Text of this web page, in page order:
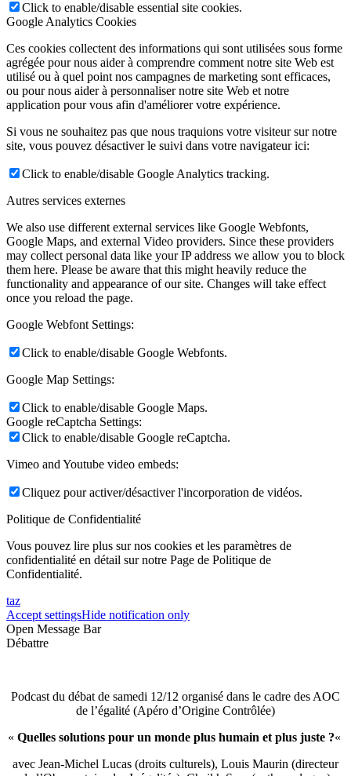
Click to enable/disable essential site cookies.
Google Analytics Cookies
Ces cookies collectent des informations qui sont utilisées sous forme
agrégée pour nous aider à comprendre comment notre site Web est
utilisé ou à quel point nos campagnes de marketing sont efficaces,
ou pour nous aider à personnaliser notre site Web et notre
application pour vous afin d'améliorer votre expérience.
Si vous ne souhaitez pas que nous traquions votre visiteur sur notre
site, vous pouvez désactiver le suivi dans votre navigateur ici:
Click to enable/disable Google Analytics tracking.
Autres services externes
We also use different external services like Google Webfonts,
Google Maps, and external Video providers. Since these providers
may collect personal data like your IP address we allow you to block
them here. Please be aware that this might heavily reduce the
functionality and appearance of our site. Changes will take effect
once you reload the page.
Google Webfont Settings:
Click to enable/disable Google Webfonts.
Google Map Settings:
Click to enable/disable Google Maps.
Google reCaptcha Settings:
Click to enable/disable Google reCaptcha.
Vimeo and Youtube video embeds:
Cliquez pour activer/désactiver l'incorporation de vidéos.
Politique de Confidentialité
Vous pouvez lire plus sur nos cookies et les paramètres de
confidentialité en détail sur notre Page de Politique de
Confidentialité.
taz
Accept settingsHide notification only
Open Message Bar
Débattre
Podcast du débat de samedi 12/12 organisé dans le cadre des AOC
de l’égalité (Apéro d’Origine Contrôlée)
« Quelles solutions pour un monde plus humain et plus juste ?«
avec Jean-Michel Lucas (droits culturels), Louis Maurin (directeur